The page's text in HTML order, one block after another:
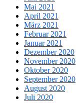
Mai 2021
April 2021
März 2021
Februar 2021
Januar 2021
Dezember 2020
November 2020
Oktober 2020
September 2020
August 2020
Juli 2020